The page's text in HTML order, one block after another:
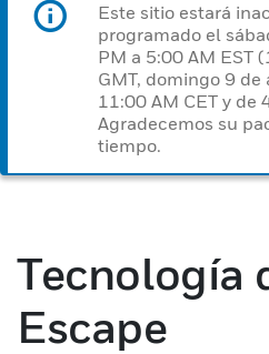
Este sitio estará
programado el
PM a 5:00 AM EST
GMT, domingo 9 de
11:00 AM CET y de
Agradecemos su
tiempo.
Tecnología
Escape